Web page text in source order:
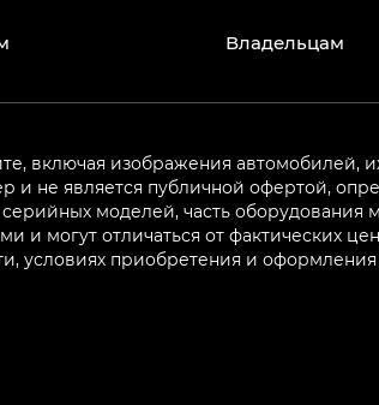
Владельцам
включая изображения автомобилей,
и не является публичной офертой,
моделей, часть
и могут отличаться от фактических
условиях приобретения и